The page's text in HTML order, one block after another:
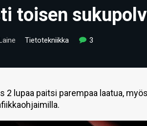
toisen
Tietotekniikka 3
2 lupaa paitsi parempaa laatua,